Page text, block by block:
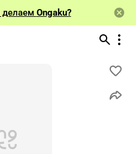
делаем Ongaku?